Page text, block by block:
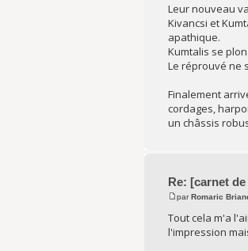
Leur nouveau
Kivancsi et
apathique.
Kumtalis se
Le réprouvé ne
Finalement
cordages,
un châssis
Re: [carnet
parRomaric
Tout cela m'a
l'impression